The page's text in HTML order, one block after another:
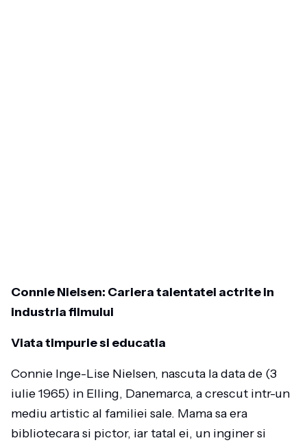
Connie Nielsen: Cariera talentatei actrite in
industria filmului
Viata timpurie si educatia
Connie Inge-Lise Nielsen, nascuta la data de (3
iulie 1965) in Elling, Danemarca, a crescut intr-un
mediu artistic al familiei sale. Mama sa era
bibliotecara si pictor, iar tatal ei, un inginer si